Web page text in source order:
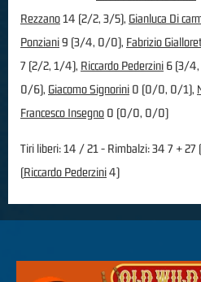
Rezzano14 (2/2, 3/5), Gianluca Di
Ponziani9 (3/4, 0/0), Fabrizio
7 (2/2, 1/4), Riccardo Pederzini 6 (3/
0/6), Giacomo Signorini 0 (0/0, 0/1),
Francesco Insegno 0 (0/0, 0/0)
Tiri liberi: 14 / 21 - Rimbalzi: 34 7 + 27 (
(Riccardo Pederzini4)